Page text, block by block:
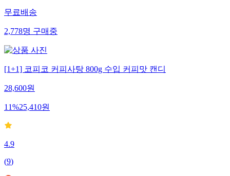
무료배송
2,778명구매중
[1+1] 코피코 커피사탕 800g 수입 커피맛 캔디
28,600원
11%25,410원
4.9
(9)